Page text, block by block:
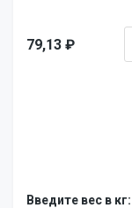
79,13 ₽
Введите вес в кг: